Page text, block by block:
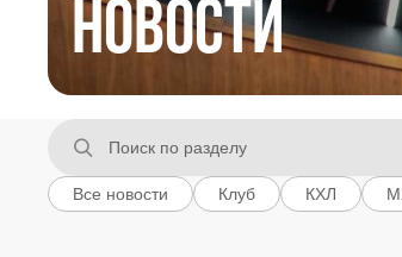
Торпедо
ХК Сочи
Динамо Мн
Динамо М
НОВОСТИ
Все новости Клуб КХЛ